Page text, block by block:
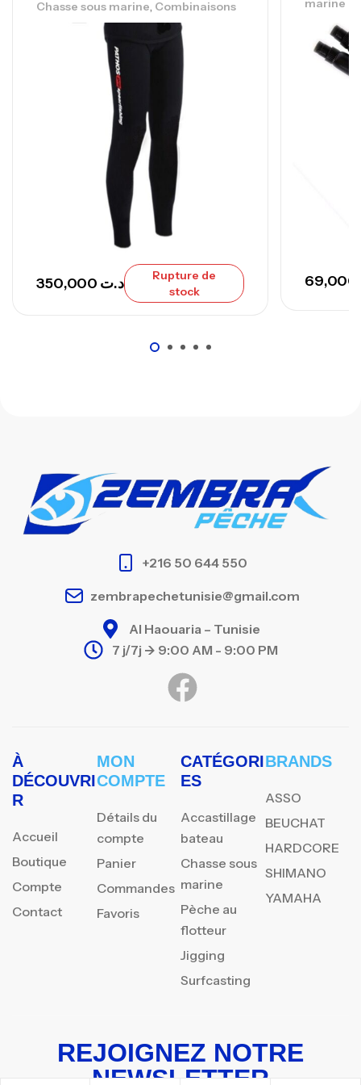
Canne Sunset Secret Cove 450 Cm 100
– 300 G
Cannes
د.ت
Canne Sunset Secret Cove 420 Cm 100
– 300 G
Cannes Surfcasting
د.ت
د.ت
Chasse sous marine, Combinaisons
د.ت
Rupture de
stock
marine
+216 50 644 550
zembrapechetunisie@gmail.com
Al Haouaria – Tunisie
7 j/7j -> 9:00 AM - 9:00 PM
À
DÉCOUVRI
R
Accueil
Boutique
Compte
Contact
MON
COMPTE
Détails du
compte
Panier
Commandes
Favoris
CATÉGORI
ES
Accastillage
bateau
Chasse sous
marine
Pèche au
flotteur
Jigging
Surfcasting
BRANDS
ASSO
BEUCHAT
HARDCORE
SHIMANO
YAMAHA
REJOIGNEZ NOTRE
NEWSLETTER